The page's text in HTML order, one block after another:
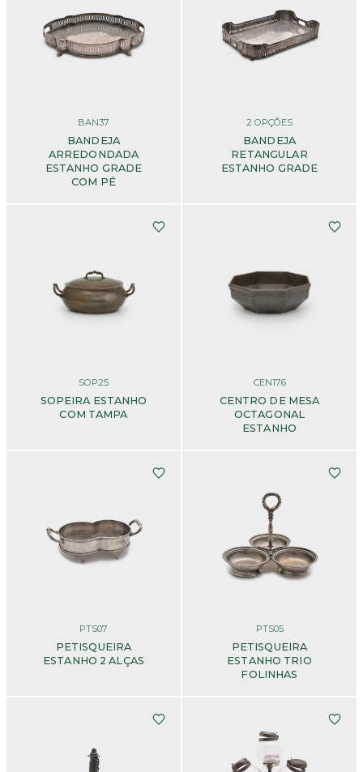
BAN37
BANDEJA
ARREDONDADA
ESTANHO GRADE
COM PÉ
2 OPÇÕES
BANDEJA
RETANGULAR
ESTANHO GRADE
SOP25
SOPEIRA ESTANHO
COM TAMPA
CEN176
CENTRO DE MESA
OCTAGONAL
ESTANHO
PTS07
PETISQUEIRA
ESTANHO 2 ALÇAS
PTS05
PETISQUEIRA
ESTANHO TRIO
FOLINHAS